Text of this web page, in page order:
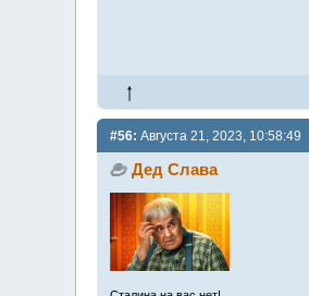
#56: Августа 21, 2023, 10:58:49
Дед Слава